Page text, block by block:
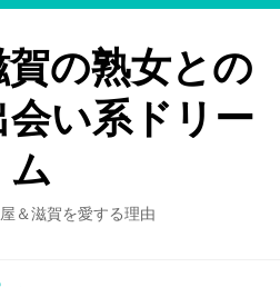
の熟女との
い系ドリー
ム
＆滋賀を愛する理由